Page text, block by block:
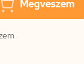
Megveszem